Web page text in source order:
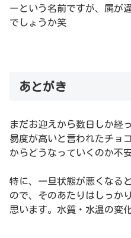
ーという名前ですが、属が
でしょうか笑
あとがき
まだお迎えから数日しか経
易度が高いと言われたチョ
からどうなっていくのか不
特に、一旦状態が悪くなる
ので、そのあたりはしっか
思います。水質・水温の変